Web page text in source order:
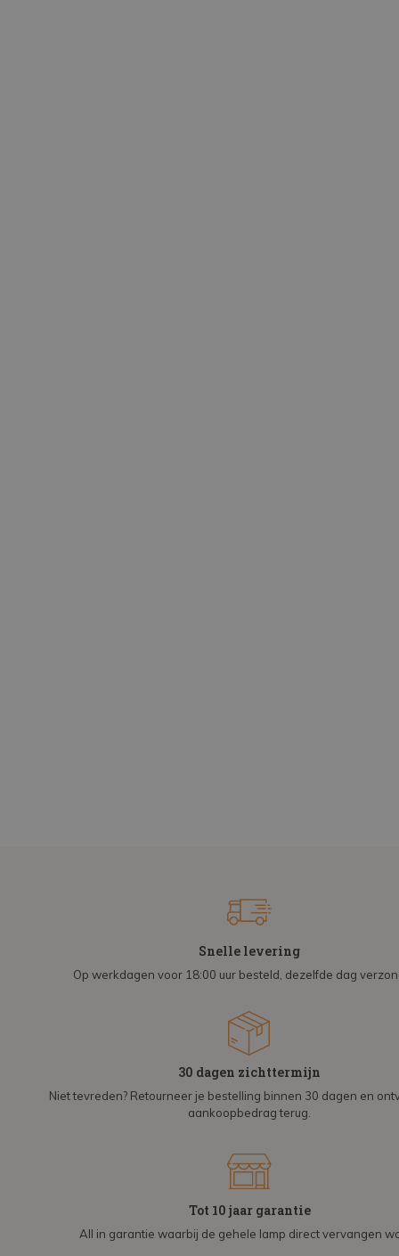
Snelle levering
Op werkdagen voor 18:00 uur besteld, dezelfde dag
30 dagen zichttermijn
Niet tevreden? Retourneer je bestelling binnen 30 dagen en
aankoopbedrag terug.
Tot 10 jaar garantie
All in garantie waarbij de gehele lamp direct vervangen